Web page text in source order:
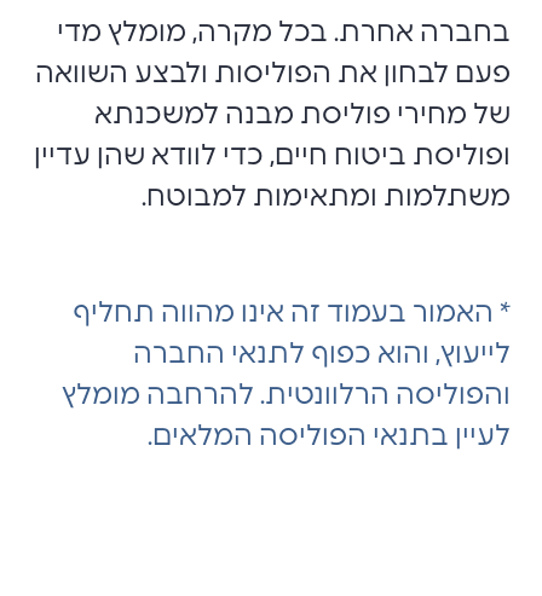
בחברה אחרת. בכל מקרה, מומלץ מדי
פעם לבחון את הפוליסות ולבצע השוואה
של מחירי פוליסת מבנה למשכנתא
ופוליסת ביטוח חיים, כדי לוודא שהן עדיין
משתלמות ומתאימות למבוטח.
* האמור בעמוד זה אינו מהווה תחליף
לייעוץ, והוא כפוף לתנאי החברה
והפוליסה הרלוונטית. להרחבה מומלץ
לעיין בתנאי הפוליסה המלאים.